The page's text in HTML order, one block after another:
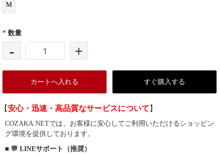
M
* 数量
- +
カートへ入れる すぐ購入する
【安心・迅速・高品質なサービスについて 】
COZAKA.NETでは、お客様に安心してご利用いただけるショッピン
グ環境を提供しております。
■ 💬 LINEサポート（推奨）